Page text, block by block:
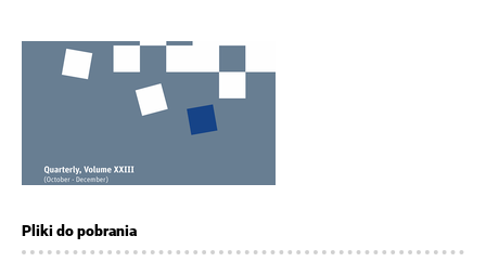
Pliki do pobrania